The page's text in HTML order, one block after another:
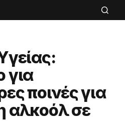
για
ποινές για
αλκοόλ σε